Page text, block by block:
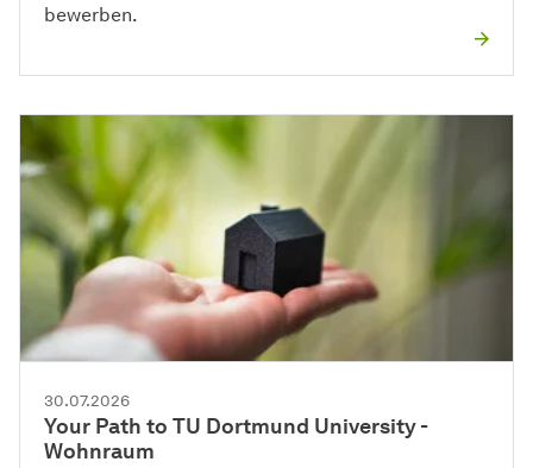
bewerben.
30.07.2026
Your Path to TU Dortmund University -
Wohnraum